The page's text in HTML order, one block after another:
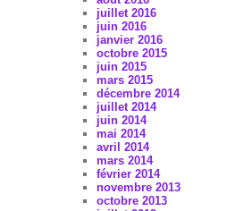
juillet 2016
juin 2016
janvier 2016
octobre 2015
juin 2015
mars 2015
décembre 2014
juillet 2014
juin 2014
mai 2014
avril 2014
mars 2014
février 2014
novembre 2013
octobre 2013